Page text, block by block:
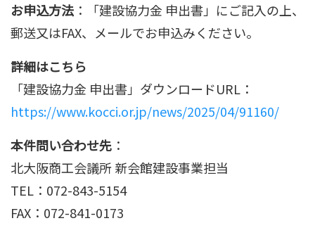
お申込方法 ：「建設協力金 申出書」にご記入の上、
郵送又はFAX、メールでお申込みください。
詳細はこちら
「建設協力金 申出書」ダウンロードURL：
https://www.kocci.or.jp/news/2025/04/91160/
本件問い合わせ先 ：
北大阪商工会議所 新会館建設事業担当
TEL：072-843-5154
FAX：072-841-0173